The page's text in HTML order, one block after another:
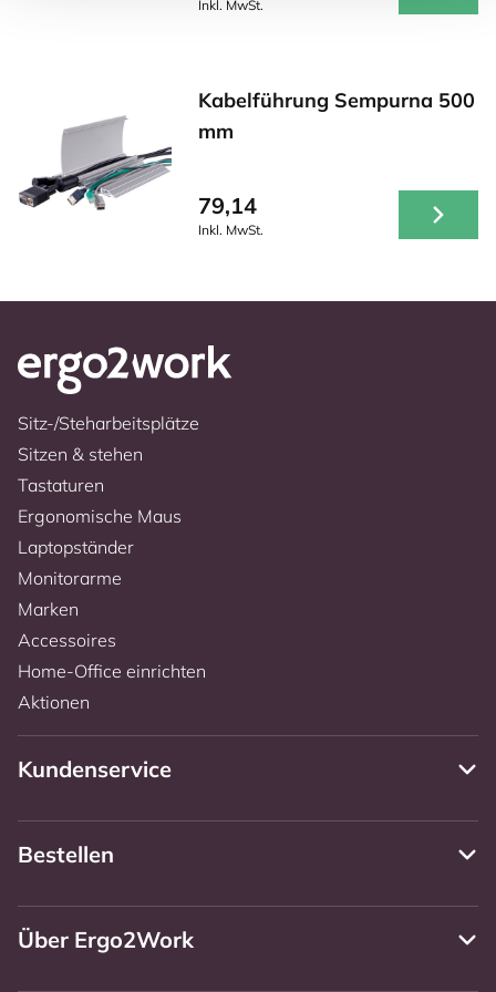
Inkl. MwSt.
Kabelführung Sempurna 500
mm
79,14
Inkl. MwSt.
Sitz-/Steharbeitsplätze
Sitzen & stehen
Tastaturen
Ergonomische Maus
Laptopständer
Monitorarme
Marken
Accessoires
Home-Office einrichten
Aktionen
Kundenservice
Bestellen
Über Ergo2Work